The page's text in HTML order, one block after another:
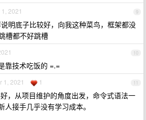
9
1, 2021
明底子比较好，向我这种菜鸟，框架都没
槽都不好跳槽
10
靠技术吃饭的 =.=
11
1, 2021 1
，从项目维护的角度出发，命令式语法一
人接手几乎没有学习成本。